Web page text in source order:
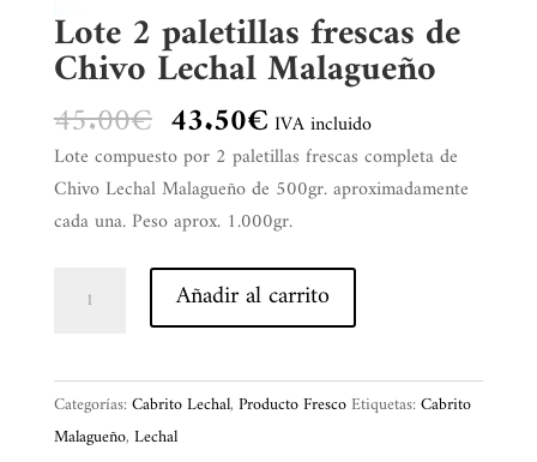
Lote 2 paletillas frescas de
Chivo Lechal Malagueño
45.00€ El
precio
original
era:
45.00€.
43.50€El
precio
actual
es:
43.50€.
IVA incluido
Lote compuesto por 2 paletillas frescas completa de
Chivo Lechal Malagueño de 500gr. aproximadamente
cada una. Peso aprox. 1.000gr.
frescas
de
Chivo
Añadir al carrito
Categorías:Cabrito Lechal, Producto Fresco Etiquetas:Cabrito
Malagueño, Lechal